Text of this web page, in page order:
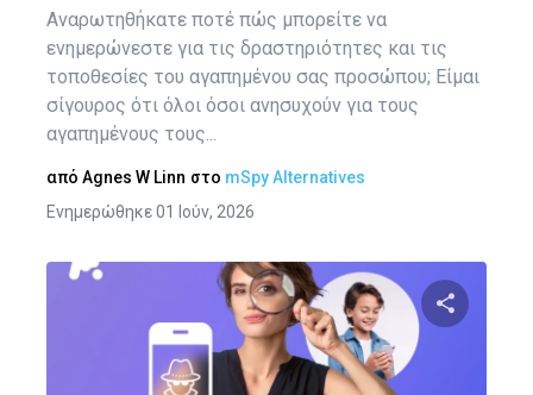
Αναρωτηθήκατε ποτέ πώς μπορείτε να
ενημερώνεστε για τις δραστηριότητες και τις
τοποθεσίες του αγαπημένου σας προσώπου; Είμαι
σίγουρος ότι όλοι όσοι ανησυχούν για τους
αγαπημένους τους...
από Agnes W Linn στο mSpy Alternatives
Ενημερώθηκε 01 Ιούν, 2026